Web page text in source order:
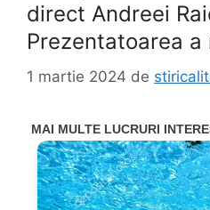
direct Andreei
Prezentatoarea
1 martie 2024 de